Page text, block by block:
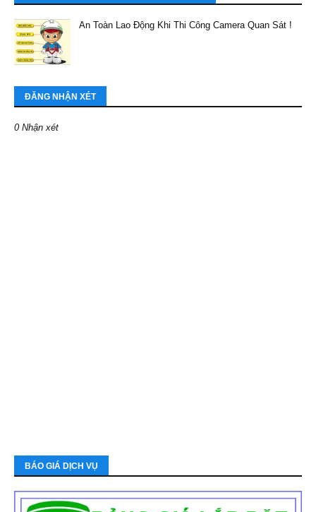
An Toàn Lao Động Khi Thi Công Camera Quan Sát !
ĐĂNG NHẬN XÉT
0 Nhận xét
BÁO GIÁ DỊCH VỤ